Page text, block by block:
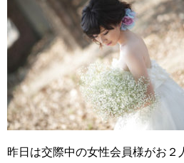
昨日は交際中の女性会員様がお２